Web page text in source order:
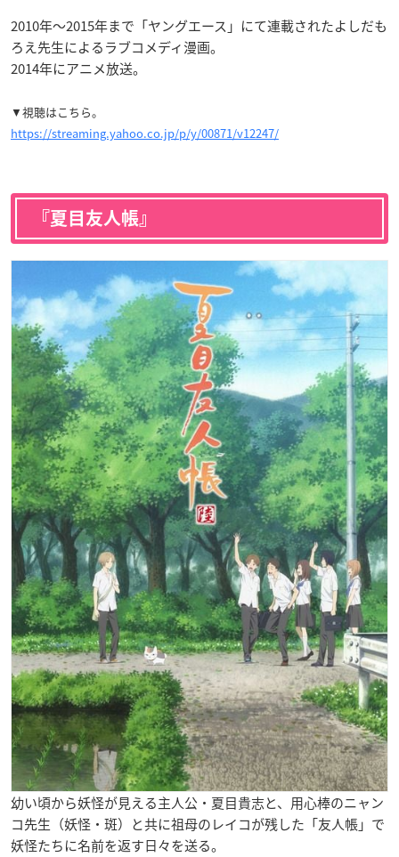
2010年〜2015年まで「ヤングエース」にて連載されたよしだも
ろえ先生によるラブコメディ漫画。
2014年にアニメ放送。
▼視聴はこちら。
https://streaming.yahoo.co.jp/p/y/00871/v12247/
『夏目友人帳』
幼い頃から妖怪が見える主人公・夏目貴志と、用心棒のニャン
コ先生（妖怪・斑）と共に祖母のレイコが残した「友人帳」で
妖怪たちに名前を返す日々を送る。